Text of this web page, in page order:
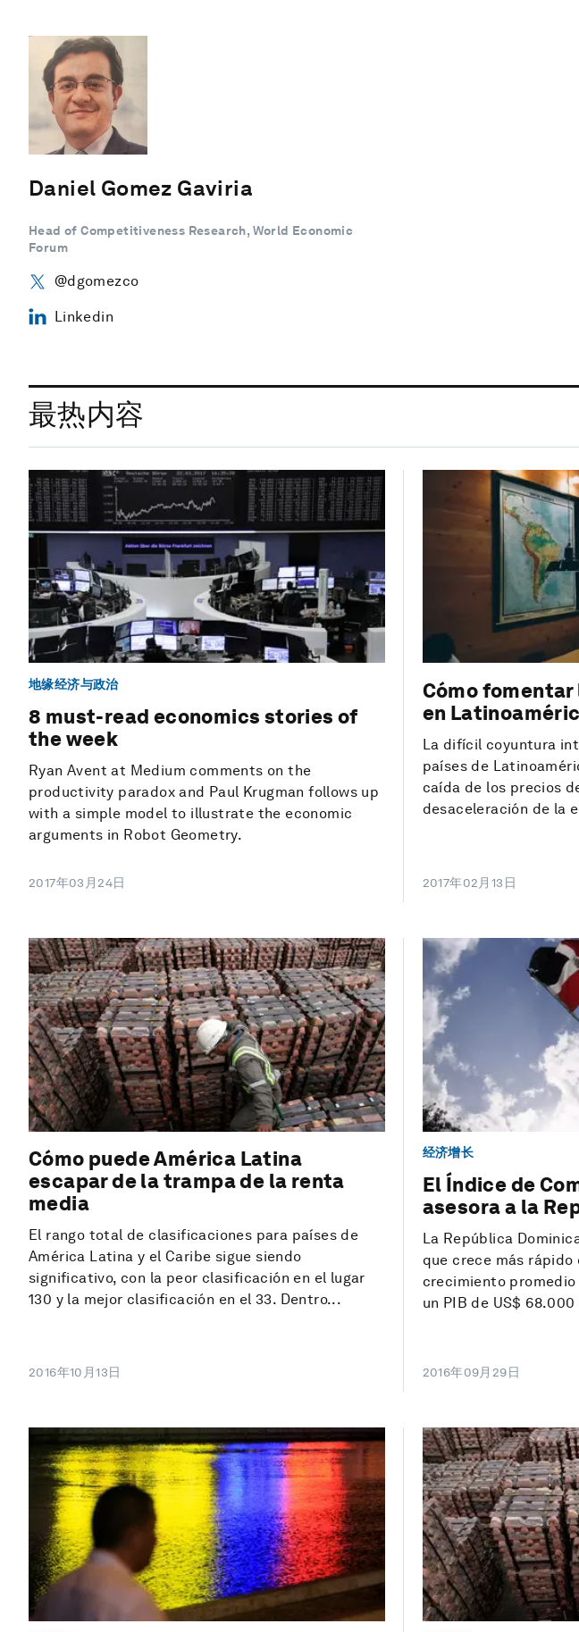
Daniel Gomez Gaviria
Head of Competitiveness Research, World Economic
Forum
@dgomezco
Linkedin
最热内容
地缘经济与政治
8 must-read economics stories of
the week
Ryan Avent at Medium comments on the
productivity paradox and Paul Krugman follows up
with a simple model to illustrate the economic
arguments in Robot Geometry.
2017年03月24日
Cómo
en
La difícil coyuntura
países de
caída de los precios
desaceleración de la
2017年02月13日
Cómo puede América Latina
escapar de la trampa de la renta
media
El rango total de clasificaciones para países de
América Latina y el Caribe sigue siendo
significativo, con la peor clasificación en el lugar
130 y la mejor clasificación en el 33. Dentro...
2016年10月13日
经济增长
El Índice de
asesora a la
La República
que crece más rápido
crecimiento promedio
un PIB de US$
2016年09月29日